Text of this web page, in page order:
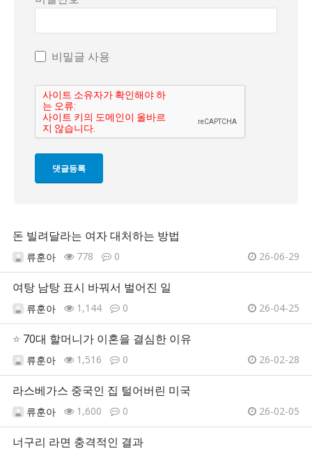
비밀글 사용
돈 빌려달라는 여자 대처하는 방법
류훈아 778 0 26-06-29
여탕 남탕 표시 바꿔서 벌어진 일
류훈아 1,144 0 26-04-25
⭐ 70대 할머니가 이혼을 결심한 이유
류훈아 1,516 0 26-02-28
라스베가스 중국인 집 털어버린 미국
류훈아 1,600 0 26-02-05
너구리 라면 충격적인 결과